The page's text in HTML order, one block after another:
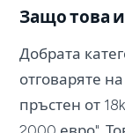
Защо това
Добрата
отговаряте
пръстен от